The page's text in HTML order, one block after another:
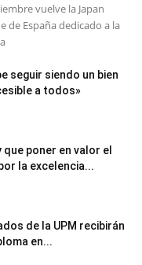
vuelve la Japan
de España dedicado a la
seguir siendo un bien
a todos»
que poner en valor el
la excelencia...
de la UPM recibirán
en...